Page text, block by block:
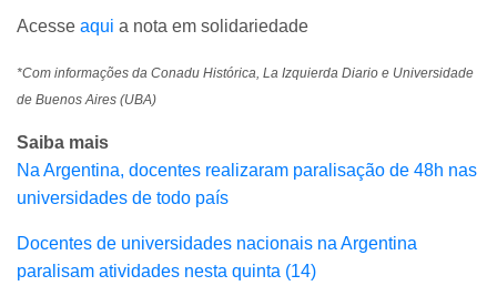
Acesse aqui a nota em solidariedade
*Com informações da Conadu Histórica, La Izquierda Diario e Universidade
de Buenos Aires (UBA)
Saiba mais
Na Argentina, docentes realizaram paralisação de 48h nas
universidades de todo país
Docentes de universidades nacionais na Argentina
paralisam atividades nesta quinta (14)